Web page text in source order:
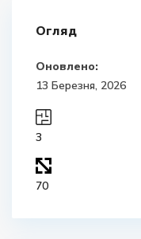
Огляд
Оновлено:
13 Березня, 2026
3
70